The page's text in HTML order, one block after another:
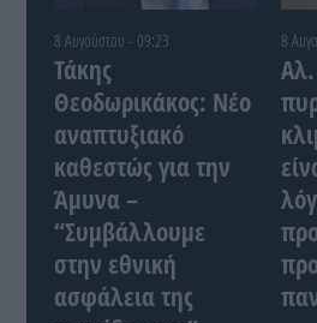
8 Αυγούστου - 09:23
Τάκης
Θεοδωρικάκος: Νέο
αναπτυξιακό
καθεστώς για την
Άμυνα –
“Συμβάλλουμε
στην εθνική
ασφάλεια της
8